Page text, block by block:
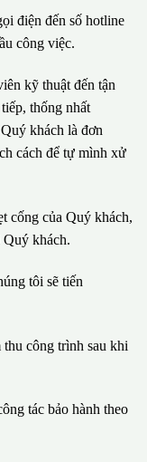
điện đến số hotline
công việc.
kỹ thuật đến tận
thống nhất
khách là đơn
cách để tự mình xử
cống của Quý khách,
Quý khách.
tôi sẽ tiến
công trình sau khi
tác bảo hành theo